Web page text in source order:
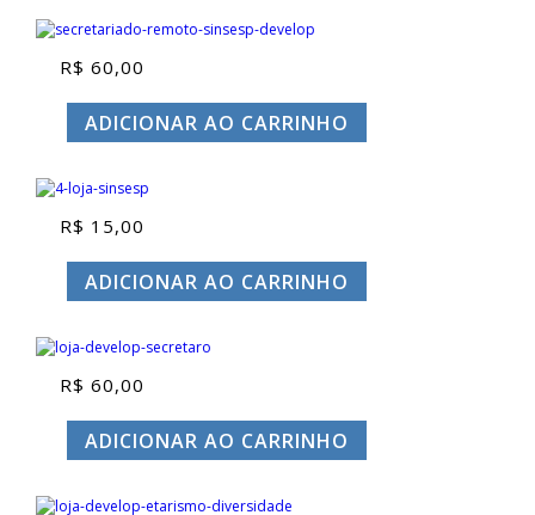
R$ 60,00
ADICIONAR AO CARRINHO
R$ 15,00
ADICIONAR AO CARRINHO
R$ 60,00
ADICIONAR AO CARRINHO